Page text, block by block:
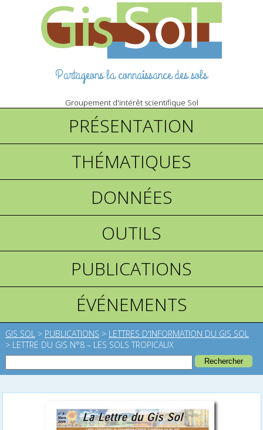
Partageons la connaissance des sols
Groupement d'intérêt scientifique Sol
PRÉSENTATION
THÉMATIQUES
DONNÉES
OUTILS
PUBLICATIONS
ÉVÉNEMENTS
GIS SOL > PUBLICATIONS > LETTRES D'INFORMATION DU GIS SOL
> LETTRE DU GIS N°8 – LES SOLS TROPICAUX